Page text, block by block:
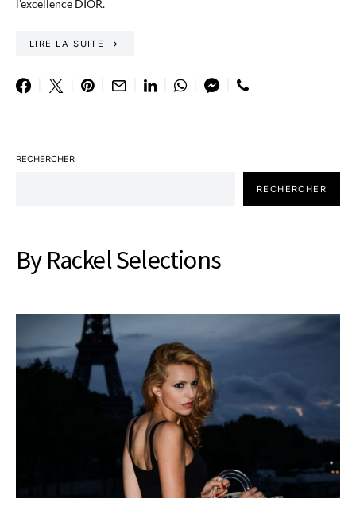
l’excellence DIOR.
LIRE LA SUITE
RECHERCHER
RECHERCHER
By Rackel Selections